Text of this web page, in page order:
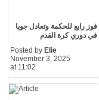
فوز رابع للحكمة وتعادل جويا
في دوري كرة القدم
Posted by Elie
November 3, 2025
at 11:02